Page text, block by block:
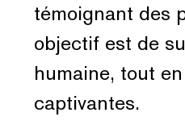
témoignant des
objectif est de
humaine, tout
captivantes.